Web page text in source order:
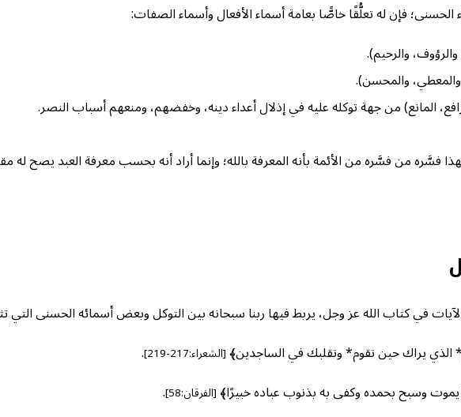
الحسنى؛ فإن له تعلُّقًا خاصًّا بعامة أسماء الأفعال وأسماء الصفات:
والرحيم).
والمعطي، والمحسن).
المانع) من جهة توكله عليه في إذلال أعداء دينه، وخفضهم، ومنعهم أسباب النصر.
فسَّره من فسَّره من الأئمة بأنه المعرفة بالله؛ وإنما أراد أنه بحسب معرفة العبد يصح له
في كتاب الله عز وجل، يربط فيها ربنا سبحانه بين التوكل وبعض أسمائه الحسنى التي
الذي يراك حين تقوم* وتقلبك في الساجدين﴾[الشعراء:217-219]
.
يموت وسبح بحمده وكفى به بذنوب عباده خبيرًا﴾[الفرقان:58]
.